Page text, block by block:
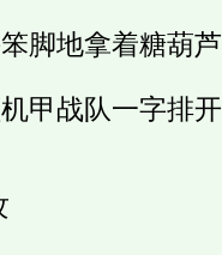
脚地拿着糖葫
甲战队一字排